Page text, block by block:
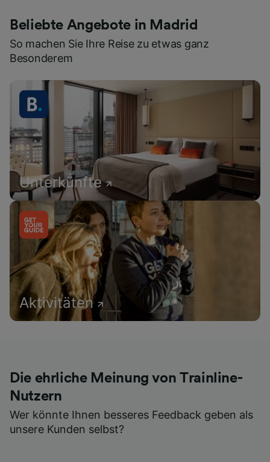
Beliebte Angebote in Madrid
So machen Sie Ihre Reise zu etwas ganz
Besonderem
Unterkünfte
Aktivitäten
Die ehrliche Meinung von Trainline-
Nutzern
Wer könnte Ihnen besseres Feedback geben als
unsere Kunden selbst?